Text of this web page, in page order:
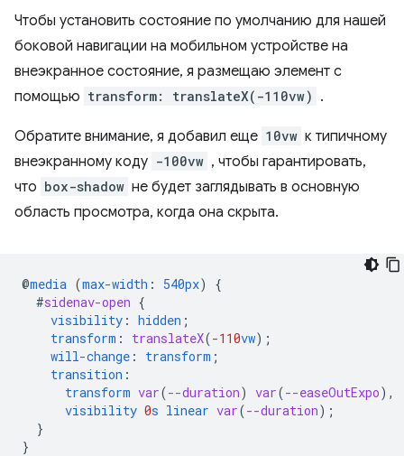
Чтобы установить состояние по умолчанию для нашей
боковой навигации на мобильном устройстве на
внеэкранное состояние, я размещаю элемент с
помощью transform: translateX(-110vw) .
Обратите внимание, я добавил еще 10vw к типичному
внеэкранному коду -100vw , чтобы гарантировать,
что box-shadow не будет заглядывать в основную
область просмотра, когда она скрыта.
@media (max-width : 540px)
{
#sidenav-open {
visibility : hidden ;
transform : translateX(-110vw);
will-change : transform ;
transition :
transform var(--duration) var(--easeOutExpo),
visibility 0s linear var(--duration);
}
}